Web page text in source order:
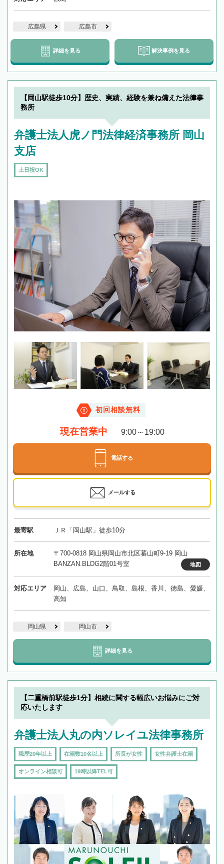
広島県 広島市
詳細を見る 解決事例を見る
【岡山駅徒歩10分】歴史、実績、経験を兼ね備えた法律事
務所
弁護士法人虎ノ門法律経済事務所 岡山
支店
土日祝OK
初回相談無料
現在営業中 9:00～19:00
電話する
メールする
最寄駅 ＪＲ「岡山駅」徒歩10分
所在地
〒700-0818 岡山県岡山市北区蕃山町9-19 岡山
BANZAN.BLDG2階01号室
地図
対応エリア
岡山、広島、山口、鳥取、島根、香川、徳島、愛媛、
高知
岡山県 岡山市
詳細を見る
【二重橋前駅徒歩1分】相続に関する幅広いお悩みにご対
応いたします
弁護士法人丸の内ソレイユ法律事務所
職歴20年以上 在籍数10名以上 所長が女性 女性弁護士在籍
オンライン相談可 19時以降TEL可